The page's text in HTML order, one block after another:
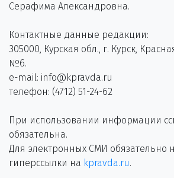
Серафима Александровна.
Контактные данные редакции:
305000, Курская обл., г. Курск,
№6.
e-mail: info@kpravda.ru
телефон: (4712) 51-24-62
При использовании информации
обязательна.
Для электронных СМИ обязательно
гиперссылки на kpravda.ru.